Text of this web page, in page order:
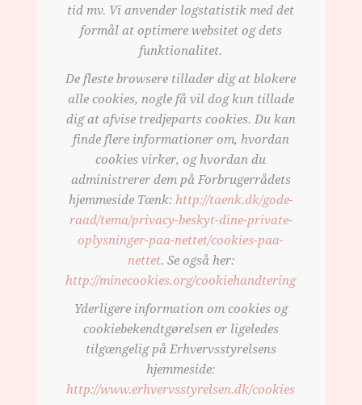
tid mv. Vi anvender logstatistik med det
formål at optimere websitet og dets
funktionalitet.
De fleste browsere tillader dig at blokere
alle cookies, nogle få vil dog kun tillade
dig at afvise tredjeparts cookies. Du kan
finde flere informationer om, hvordan
cookies virker, og hvordan du
administrerer dem på Forbrugerrådets
hjemmeside Tænk: http://taenk.dk/gode-
raad/tema/privacy-beskyt-dine-private-
oplysninger-paa-nettet/cookies-paa-
nettet. Se også her:
http://minecookies.org/cookiehandtering
Yderligere information om cookies og
cookiebekendtgørelsen er ligeledes
tilgængelig på Erhvervsstyrelsens
hjemmeside:
http://www.erhvervsstyrelsen.dk/cookies